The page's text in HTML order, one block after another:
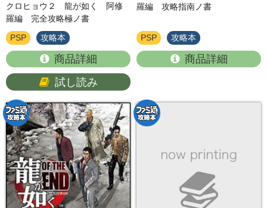
クロヒョウ２ 龍が如く 阿修
羅編 完全攻略極ノ書
PSP 攻略本
商品詳細
試し読み
羅編 攻略指南ノ書
PSP 攻略本
商品詳細